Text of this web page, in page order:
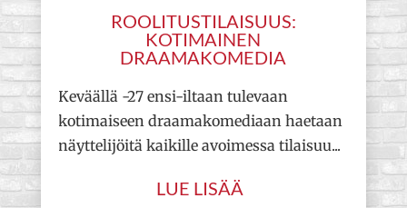
ROOLITUSTILAISUUS:
KOTIMAINEN
DRAAMAKOMEDIA
Keväällä -27 ensi-iltaan tulevaan
kotimaiseen draamakomediaan haetaan
näyttelijöitä kaikille avoimessa tilaisuu...
LUE LISÄÄ